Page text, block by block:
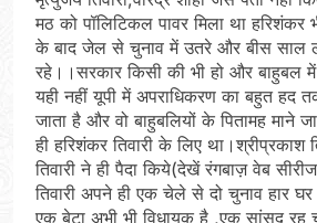
मठ को पॉलिटिकल पावर मिला था हरिशंकर
के बाद जेल से चुनाव में उतरे और बीस साल
रहे।।सरकार किसी की भी हो और बाहुबल में
यही नहीं यूपी में अपराधिकरण का बहुत हद
जाता है और वो बाहुबलियों के पितामह माने
ही हरिशंकर तिवारी के लिए था।श्रीप्रकाश
तिवारी ने ही पैदा किये(देखें रंगबाज़ वेब
तिवारी अपने ही एक चेले से दो चुनाव हार
एक बेटा अभी भी विधायक है ,एक सांसद रह